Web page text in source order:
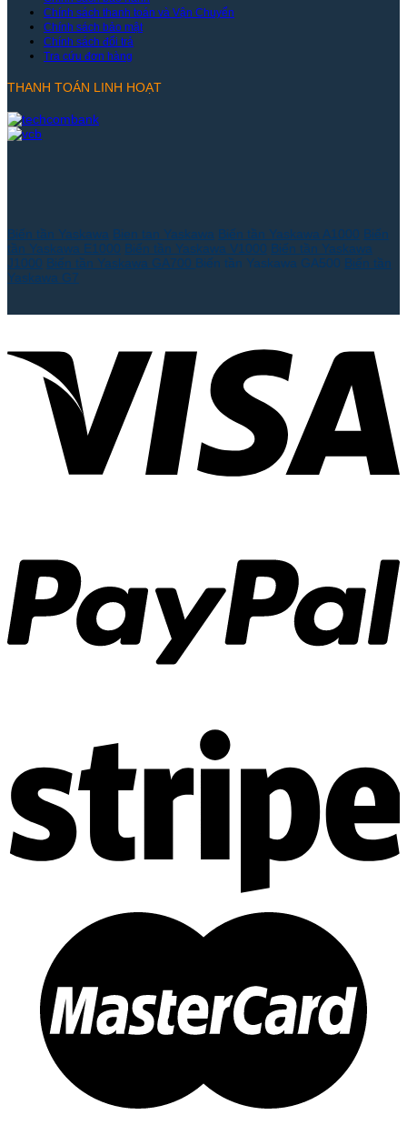
Chính sách thanh toán và Vận Chuyển
Chính sách bảo mật
Chính sách đổi trả
Tra cứu đơn hàng
THANH TOÁN LINH HOẠT
Biến tần Yaskawa Bien tan Yaskawa Biến tần Yaskawa A1000 Biến
tần Yaskawa E1000 Biến tần Yaskawa V1000 Biến tần Yaskawa
J1000 Biến tần Yaskawa GA700 Biến tần Yaskawa GA500 Biến tần
Yaskawa G7